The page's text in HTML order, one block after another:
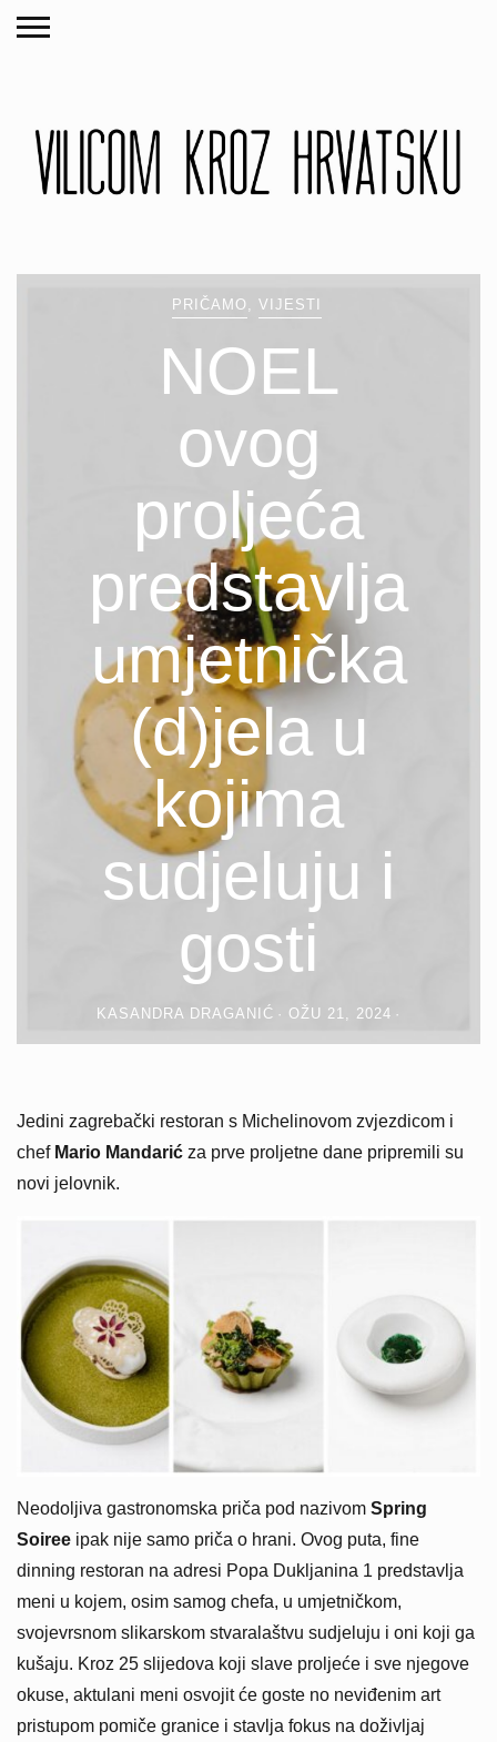
PRIČAMO VIJESTI
NOEL
ovog
proljeća
predstavlja
umjetnička
(d)jela u
kojima
sudjeluju i
gosti
KASANDRA DRAGANIĆ OŽU 21, 2024
Jedini zagrebački restoran s Michelinovom zvjezdicom i
chef Mario Mandarić za prve proljetne dane pripremili su
novi jelovnik.
Neodoljiva gastronomska priča pod nazivom Spring
Soiree ipak nije samo priča o hrani. Ovog puta, fine
dinning restoran na adresi Popa Dukljanina 1 predstavlja
meni u kojem, osim samog chefa, u umjetničkom,
svojevrsnom slikarskom stvaralaštvu sudjeluju i oni koji ga
kušaju. Kroz 25 slijedova koji slave proljeće i sve njegove
okuse, aktulani meni osvojit će goste no neviđenim art
pristupom pomiče granice i stavlja fokus na doživljaj